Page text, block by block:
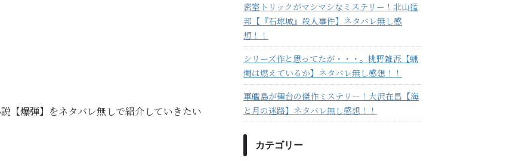
【爆弾】 をネタバレ無しで紹介していきたい
密室トリックがマシマシなミステリー！北山猛
邦【『石球城』殺人事件】ネタバレ無し感
想！！
シリーズ作と思ってたが・・・。桃野雑派【蝋
燭は燃えているか】ネタバレ無し感想！！
軍艦島が舞台の傑作ミステリー！大沢在昌【海
と月の迷路】ネタバレ無し感想！！
カテゴリー